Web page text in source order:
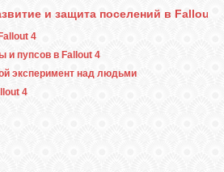
и защита поселений в Fallout 4
4
и пупсов в Fallout 4
эксперимент над людьми
4